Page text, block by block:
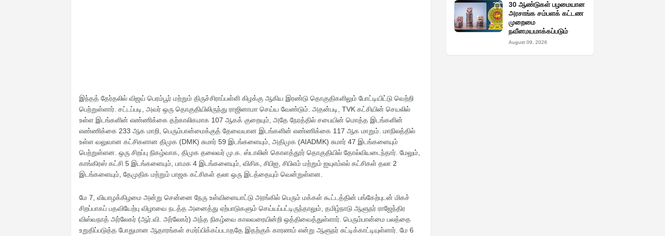
இந்தத் தேர்தலில் விஜய் பெரம்பூர் மற்றும் திருச்சிராப்பள்ளி கிழக்கு ஆகிய இரண்டு தொகுதிகளிலும் போட்டியிட்டு வெற்றி
பெற்றுள்ளார். சட்டப்படி, அவர் ஒரு தொகுதியிலிருந்து ராஜினாமா செய்ய வேண்டும். அதன்படி, TVK கட்சியின் செயலில்
உள்ள இடங்களின் எண்ணிக்கை தற்காலிகமாக 107 ஆகக் குறையும், அதே நேரத்தில் சபையின் மொத்த இடங்களின்
எண்ணிக்கை 233 ஆக மாறி, பெரும்பான்மைக்குத் தேவையான இடங்களின் எண்ணிக்கை 117 ஆக மாறும். மாநிலத்தில்
உள்ள வலுவான கட்சிகளான திமுக (DMK) சுமார் 59 இடங்களையும், அதிமுக (AIADMK) சுமார் 47 இடங்களையும்
பெற்றுள்ளன. ஒரு சிறப்பு நிகழ்வாக, திமுக தலைவர் மு.க. ஸ்டாலின் கொளத்தூர் தொகுதியில் தோல்வியடைந்தார். மேலும்,
காங்கிரஸ் கட்சி 5 இடங்களையும், பாமக 4 இடங்களையும், விசிக, சிபிஐ, சிபிஎம் மற்றும் ஐயுஎம்எல் கட்சிகள் தலா 2
இடங்களையும், தேமுதிக மற்றும் பாஜக கட்சிகள் தலா ஒரு இடத்தையும் வென்றுள்ளன.
மே 7, வியாழக்கிழமை அன்று சென்னை நேரு உள்விளையாட்டு அரங்கில் பெரும் மக்கள் கூட்டத்தின் பங்கேற்புடன் மிகச்
சிறப்பாகப் பதவியேற்பு விழாவை நடத்த அனைத்து ஏற்பாடுகளும் செய்யப்பட்டிருந்தாலும், தமிழ்நாடு ஆளுநர் ராஜேந்திர
விஸ்வநாத் அர்லேகர் (ஆர்.வி. அர்லேகர்) அந்த நிகழ்வை காலவரையின்றி ஒத்திவைத்துள்ளார். பெரும்பான்மை பலத்தை
உறுதிப்படுத்த போதுமான ஆதாரங்கள் சமர்ப்பிக்கப்படாததே இதற்குக் காரணம் என்று ஆளுநர் சுட்டிக்காட்டியுள்ளார். மே 6
30 ஆண்டுகள் பழமையான
அரசாங்க சம்பளக் கட்டண
முறைமை
நவீனமயமாக்கப்படும்
August 09, 2026